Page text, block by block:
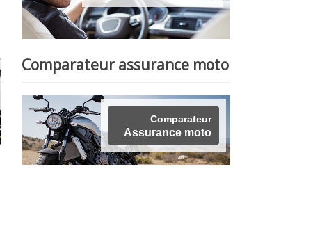
Comparateur assurance moto
Comparateur
Assurance moto